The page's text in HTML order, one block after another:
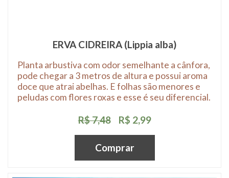
ERVA CIDREIRA (Lippia alba)
Planta arbustiva com odor semelhante a cânfora,
pode chegar a 3 metros de altura e possui aroma
doce que atrai abelhas. E folhas são menores e
peludas com flores roxas e esse é seu diferencial.
R$ 7,48 R$ 2,99
Comprar